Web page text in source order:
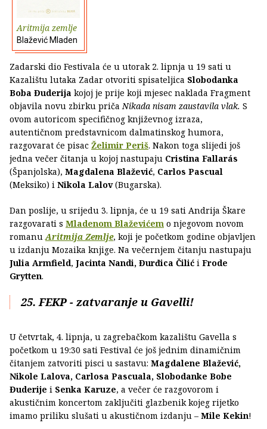
Aritmija zemlje
Blažević Mladen
Zadarski dio Festivala će u utorak 2. lipnja u 19 sati u
Kazalištu lutaka Zadar otvoriti spisateljica Slobodanka
Boba Đuderija kojoj je prije koji mjesec naklada Fragment
objavila novu zbirku pričaNikada nisam zaustavila vlak. S
ovom autoricom specifičnog književnog izraza,
autentičnom predstavnicom dalmatinskog humora,
razgovarat će pisac Želimir Periš. Nakon toga slijedi još
jedna večer čitanja u kojoj nastupaju Cristina Fallarás
(Španjolska), Magdalena Blažević, Carlos Pascual
(Meksiko) i Nikola Lalov(Bugarska).
Dan poslije, u srijedu 3. lipnja, će u 19 sati Andrija Škare
razgovarati s Mladenom Blaževićem o njegovom novom
romanu Aritmija Zemlje, koji je početkom godine objavljen
u izdanju Mozaika knjige. Na večernjem čitanju nastupaju
Julia Armfield, Jacinta Nandi, Đurđica Čilić i Frode
Grytten.
25. FEKP - zatvaranje u Gavelli!
U četvrtak, 4. lipnja, u zagrebačkom kazalištu Gavella s
početkom u 19:30 sati Festival će još jednim dinamičnim
čitanjem zatvoriti pisci u sastavu: Magdalene Blažević,
Nikole Lalova, Carlosa Pascuala, Slobodanke Bobe
Đuderije i Senka Karuze, a večer će razgovorom i
akustičnim koncertom zaključiti glazbenik kojeg rijetko
imamo priliku slušati u akustičnom izdanju – Mile Kekin!